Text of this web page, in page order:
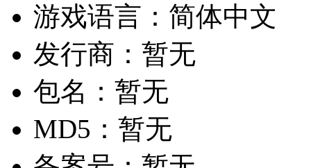
游戏语言： 简体中文
发行商： 暂无
包名： 暂无
MD5： 暂无